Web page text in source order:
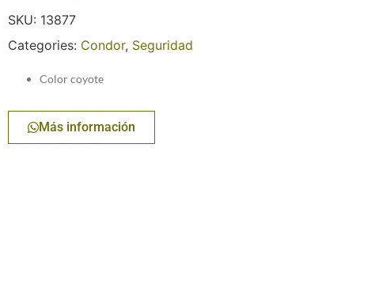
SKU: 13877
Categories: Condor, Seguridad
Color coyote
Más información